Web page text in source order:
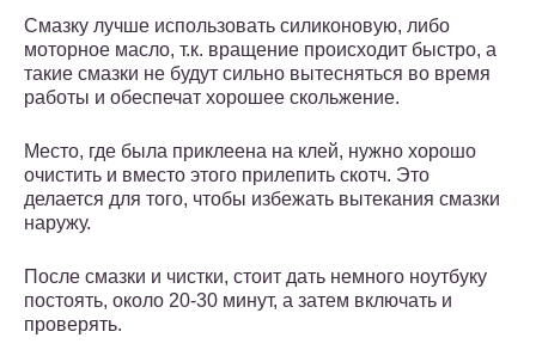
Смазку лучше использовать силиконовую, либо
моторное масло, т.к. вращение происходит быстро, а
такие смазки не будут сильно вытесняться во время
работы и обеспечат хорошее скольжение.
Место, где была приклеена на клей, нужно хорошо
очистить и вместо этого прилепить скотч. Это
делается для того, чтобы избежать вытекания смазки
наружу.
После смазки и чистки, стоит дать немного ноутбуку
постоять, около 20-30 минут, а затем включать и
проверять.